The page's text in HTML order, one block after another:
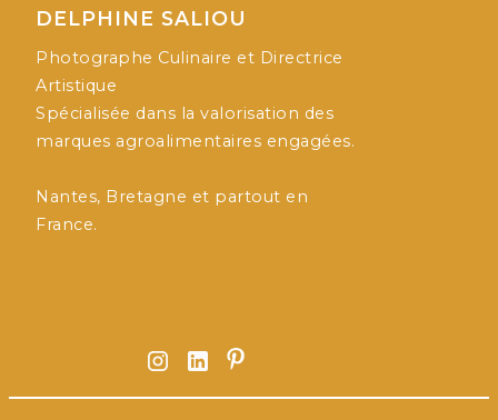
DELPHINE SALIOU
Photographe Culinaire et Directrice
Artistique
Spécialisée dans la valorisation des
marques agroalimentaires engagées.
Nantes, Bretagne et partout en
France.